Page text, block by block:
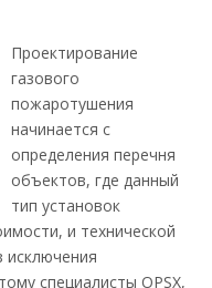
Проектирование
газового
пожаротушения
начинается с
определения перечня
объектов, где данный
тип установок
и технической
исключения
специалисты OPSX,